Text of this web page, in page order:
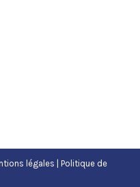
légales
Politique de